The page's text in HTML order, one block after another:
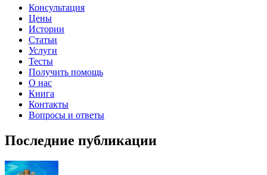
Консультация
Цены
Истории
Статьи
Услуги
Тесты
Получить помощь
О нас
Книга
Контакты
Вопросы и ответы
Последние публикации